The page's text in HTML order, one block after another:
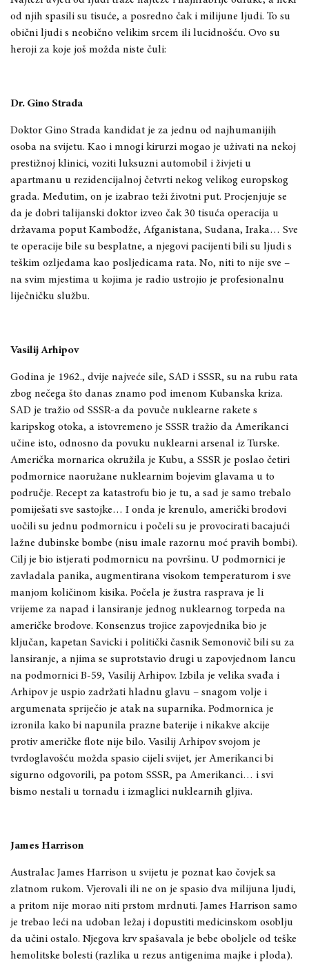
od njih spasili su tisuće, a posredno čak i milijune ljudi. To su
obični ljudi s neobično velikim srcem ili lucidnošću. Ovo su
heroji za koje još možda niste čuli:
Dr. Gino Strada
Doktor Gino Strada kandidat je za jednu od najhumanijih
osoba na svijetu. Kao i mnogi kirurzi mogao je uživati na nekoj
prestižnoj klinici, voziti luksuzni automobil i živjeti u
apartmanu u rezidencijalnoj četvrti nekog velikog europskog
grada. Međutim, on je izabrao teži životni put. Procjenjuje se
da je dobri talijanski doktor izveo čak 30 tisuća operacija u
državama poput Kambodže, Afganistana, Sudana, Iraka… Sve
te operacije bile su besplatne, a njegovi pacijenti bili su ljudi s
teškim ozljedama kao posljedicama rata. No, niti to nije sve –
na svim mjestima u kojima je radio ustrojio je profesionalnu
liječničku službu.
Vasilij Arhipov
Godina je 1962., dvije najveće sile, SAD i SSSR, su na rubu rata
zbog nečega što danas znamo pod imenom Kubanska kriza.
SAD je tražio od SSSR-a da povuče nuklearne rakete s
karipskog otoka, a istovremeno je SSSR tražio da Amerikanci
učine isto, odnosno da povuku nuklearni arsenal iz Turske.
Američka mornarica okružila je Kubu, a SSSR je poslao četiri
podmornice naoružane nuklearnim bojevim glavama u to
područje. Recept za katastrofu bio je tu, a sad je samo trebalo
pomiješati sve sastojke… I onda je krenulo, američki brodovi
uočili su jednu podmornicu i počeli su je provocirati bacajući
lažne dubinske bombe (nisu imale razornu moć pravih bombi).
Cilj je bio istjerati podmornicu na površinu. U podmornici je
zavladala panika, augmentirana visokom temperaturom i sve
manjom količinom kisika. Počela je žustra rasprava je li
vrijeme za napad i lansiranje jednog nuklearnog torpeda na
američke brodove. Konsenzus trojice zapovjednika bio je
ključan, kapetan Savicki i politički časnik Semonovič bili su za
lansiranje, a njima se suprotstavio drugi u zapovjednom lancu
na podmornici B-59, Vasilij Arhipov. Izbila je velika svađa i
Arhipov je uspio zadržati hladnu glavu – snagom volje i
argumenata spriječio je atak na suparnika. Podmornica je
izronila kako bi napunila prazne baterije i nikakve akcije
protiv američke flote nije bilo. Vasilij Arhipov svojom je
tvrdoglavošću možda spasio cijeli svijet, jer Amerikanci bi
sigurno odgovorili, pa potom SSSR, pa Amerikanci… i svi
bismo nestali u tornadu i izmaglici nuklearnih gljiva.
James Harrison
Australac James Harrison u svijetu je poznat kao čovjek sa
zlatnom rukom. Vjerovali ili ne on je spasio dva milijuna ljudi,
a pritom nije morao niti prstom mrdnuti. James Harrison samo
je trebao leći na udoban ležaj i dopustiti medicinskom osoblju
da učini ostalo. Njegova krv spašavala je bebe oboljele od teške
hemolitske bolesti (razlika u rezus antigenima majke i ploda).